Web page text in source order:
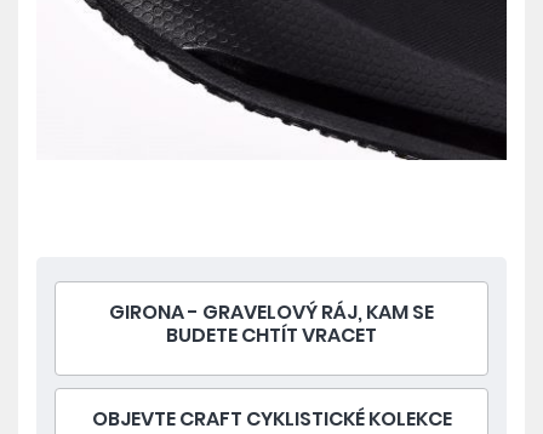
GIRONA - GRAVELOVÝ RÁJ, KAM SE
BUDETE CHTÍT VRACET
OBJEVTE CRAFT CYKLISTICKÉ KOLEKCE